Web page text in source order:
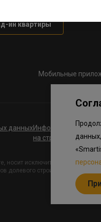
ин квартиры
Мобильные
данныхИнформация о
на строительство
носит исключительно
долевого строительства